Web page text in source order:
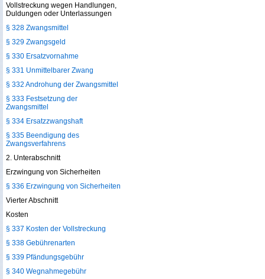
Vollstreckung wegen Handlungen,
Duldungen oder Unterlassungen
§ 328 Zwangsmittel
§ 329 Zwangsgeld
§ 330 Ersatzvornahme
§ 331 Unmittelbarer Zwang
§ 332 Androhung der Zwangsmittel
§ 333 Festsetzung der
Zwangsmittel
§ 334 Ersatzzwangshaft
§ 335 Beendigung des
Zwangsverfahrens
2. Unterabschnitt
Erzwingung von Sicherheiten
§ 336 Erzwingung von Sicherheiten
Vierter Abschnitt
Kosten
§ 337 Kosten der Vollstreckung
§ 338 Gebührenarten
§ 339 Pfändungsgebühr
§ 340 Wegnahmegebühr